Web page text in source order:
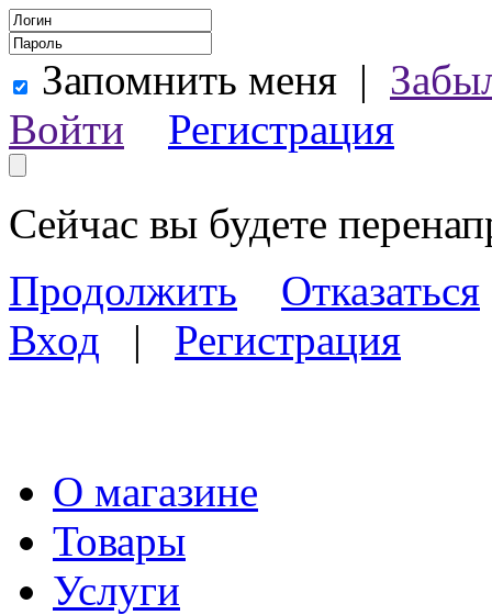
Запомнить меня |
Войти
Регистрация
Сейчас вы будете
Продолжить
Отказаться
Вход | Регистрация
О магазине
Товары
Услуги